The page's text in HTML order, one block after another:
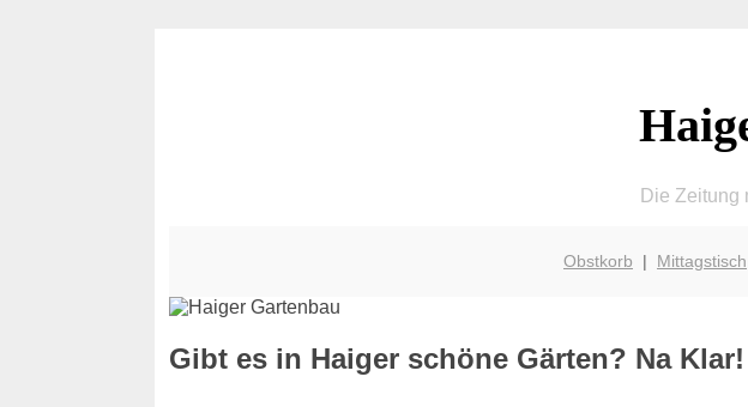
Die Zeitung
Obstkorb | Mittagstisch
Gibt es in Haiger schöne Gärten? Na Klar!